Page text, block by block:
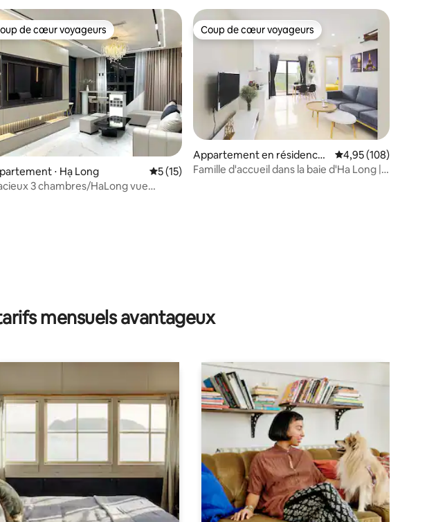
5
sur la base de 3 commentaires : 5 sur 5
de cœur voyageurs
de cœur voyageurs
⋅ Hạ Long Évaluation moyenne sur la base de 15 commentaires : 5 sur 5
5 (15)
3 chambres/HaLong vue
Coup de cœur voyageurs
Coup de cœur voyageurs
Appartement en résidence ⋅
Hạ Long
Évaluation moyenne
4,95 (108)
Famille d'accueil dans la baie d'Ha Long |
mensuels avantageux